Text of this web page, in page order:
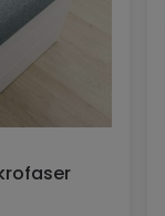
von 0 von 5